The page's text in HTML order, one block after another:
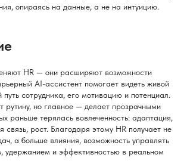
опираясь на данные, а не на интуицию.
HR — они расширяют возможности
AI-ассистент помогает видеть живой
сотрудника, его мотивацию и потенциал.
рутину, но главное — делает прозрачными
раньше терялась вовлеченность: адаптация,
связь, рост. Благодаря этому HR получает не
а больше влияния, возможность управлять
удержанием и эффективностью в реальном